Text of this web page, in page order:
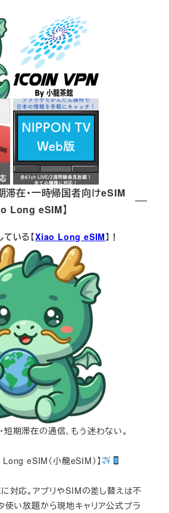
滞在・一時帰国者向けeSIM
Long eSIM】
いる【Xiao Long eSIM】！
短期滞在の通信、もう迷わない。
eSIM（小龍eSIM）】
対応。アプリやSIMの差し替えは不
使い放題から現地キャリア公式プラ